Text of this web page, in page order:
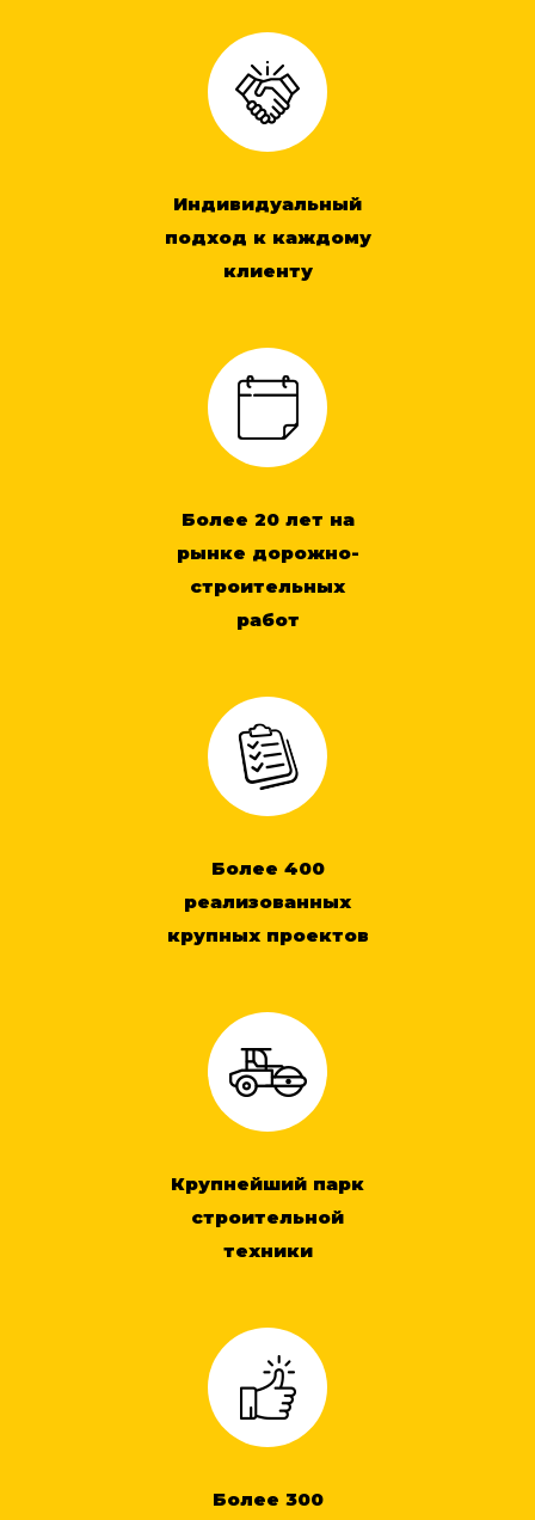
Индивидуальный
подход к каждому
клиенту
Более 20 лет на
рынке дорожно-
строительных
работ
Более 400
реализованных
крупных проектов
Крупнейший парк
строительной
техники
Более 300